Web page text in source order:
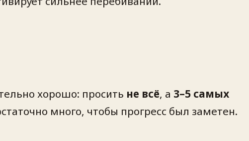
хорошо: просить не всё, а 3–5 самых
много, чтобы прогресс был заметен.